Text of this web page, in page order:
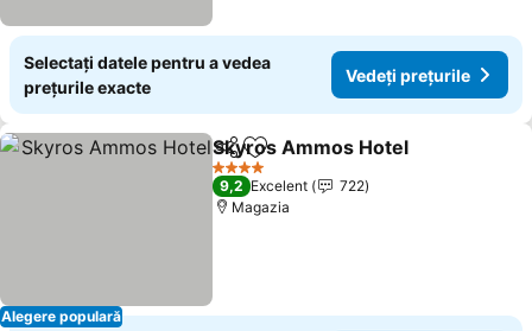
Selectați datele pentru a vedea
prețurile exacte
Vedeți prețurile
Alegere populară
DistribuițiAdăugaţi la favorite
Skyros Ammos Hotel
4 Stele
9,2 Excelent
722
Magazia